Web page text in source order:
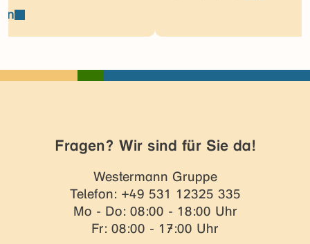
Fragen? Wir sind für Sie da!
Westermann Gruppe
Telefon: +49 531 12325 335
Mo - Do: 08:00 - 18:00 Uhr
Fr: 08:00 - 17:00 Uhr